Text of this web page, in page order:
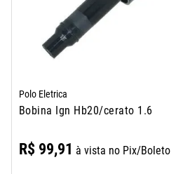
Polo Eletrica
Bobina Ign Hb20/cerato 1.6
R$ 99,91 à vista no Pix/Boleto